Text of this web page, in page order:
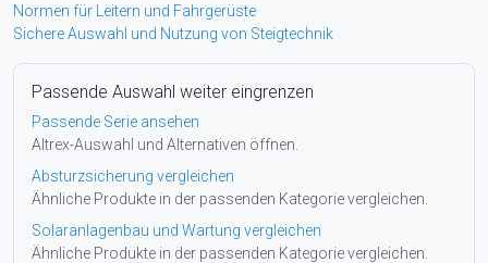
Normen für Leitern und Fahrgerüste
Sichere Auswahl und Nutzung von Steigtechnik
Passende Auswahl weiter eingrenzen
Passende Serie ansehen
Altrex-Auswahl und Alternativen öffnen.
Absturzsicherung vergleichen
Ähnliche Produkte in der passenden Kategorie vergleichen.
Solaranlagenbau und Wartung vergleichen
Ähnliche Produkte in der passenden Kategorie vergleichen.